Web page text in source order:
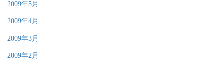
2009年5月
2009年4月
2009年3月
2009年2月